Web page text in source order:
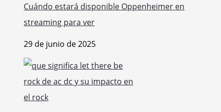
Cuándo estará disponible Oppenheimer en
streaming para ver
29 de junio de 2025